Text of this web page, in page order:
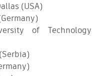
(USA)
of Technology